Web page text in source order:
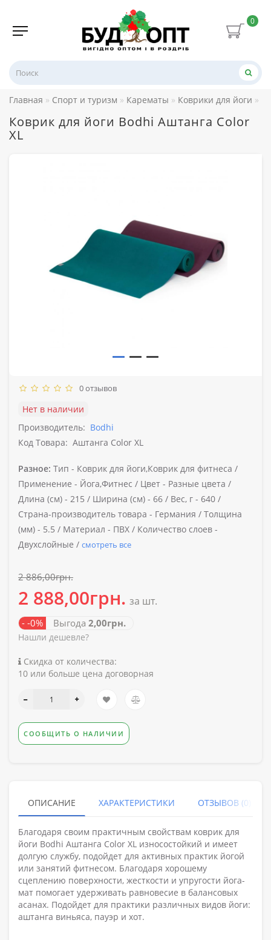
0
Главная Спорт и туризм Карематы Коврики для йоги
Коврик для йоги Bodhi Аштанга Color
XL
0 отзывов
Нет в наличии
Производитель: Bodhi
Код Товара: Аштанга Color XL
Разное: Тип - Коврик для йоги,Коврик для фитнеса /
Применение - Йога,Фитнес / Цвет - Разные цвета /
Длина (см) - 215 / Ширина (см) - 66 / Вес, г - 640 /
Страна-производитель товара - Германия / Толщина
(мм) - 5.5 / Материал - ПВХ / Количество слоев -
Двухслойные / смотреть все
2 886,00грн.
2 888,00грн. за шт.
- -0% Выгода 2,00грн.
Нашли дешевле?
Скидка от количества:
10 или больше цена договорная
СООБЩИТЬ О НАЛИЧИИ
ОПИСАНИЕ ХАРАКТЕРИСТИКИ ОТЗЫВОВ (0)
Благодаря своим практичным свойствам коврик для
йоги Bodhi Аштанга Color XL износостойкий и имеет
долгую службу, подойдет для активных практик йогой
или занятий фитнесом. Благодаря хорошему
сцеплению поверхности, жесткости и упругости йога-
мат помогает удерживать равновесие в балансовых
асанах. Подойдет для практики различных видов йоги:
аштанга виньяса, пауэр и хот.